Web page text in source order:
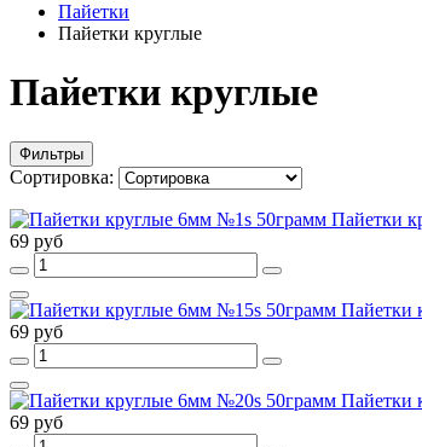
Пайетки
Пайетки круглые
Пайетки круглые
Фильтры
Сортировка:
Пайетки
69 руб
Пайетки
69 руб
Пайетки
69 руб